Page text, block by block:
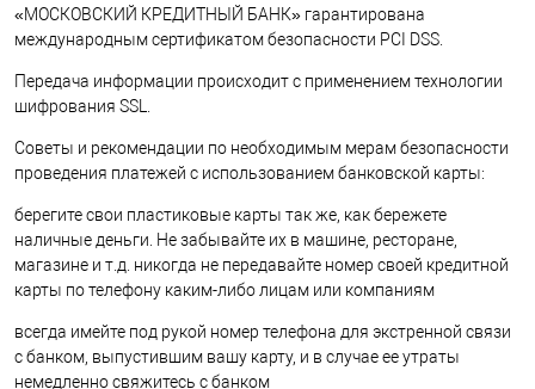
«МОСКОВСКИЙ КРЕДИТНЫЙ БАНК» гарантирована
международным сертификатом безопасности PCI DSS.
Передача информации происходит с применением технологии
шифрования SSL.
Советы и рекомендации по необходимым мерам безопасности
проведения платежей с использованием банковской карты:
берегите свои пластиковые карты так же, как бережете
наличные деньги. Не забывайте их в машине, ресторане,
магазине и т.д. никогда не передавайте номер своей кредитной
карты по телефону каким-либо лицам или компаниям
всегда имейте под рукой номер телефона для экстренной связи
с банком, выпустившим вашу карту, и в случае ее утраты
немедленно свяжитесь с банком